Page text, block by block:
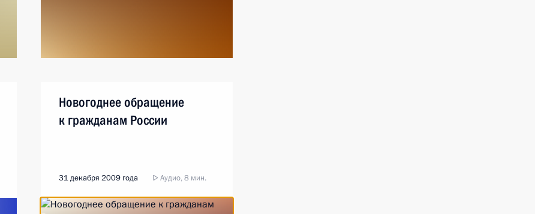
Новогоднее обращение
к гражданам России
31 декабря 2009 года Аудио, 8 мин.